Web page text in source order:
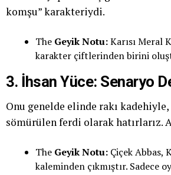
komşu” karakteriydi.
The Geyik Notu:Karısı Meral
karakter çiftlerinden birini
3. İhsan Yüce: Senaryo
Onu genelde elinde rakı
sömürülen ferdi olarak hatırlarız.
The Geyik Notu: Çiçek Abbas,
kaleminden çıkmıştır. Sadece